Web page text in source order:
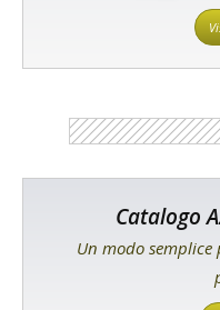
Catalogo
Un modo